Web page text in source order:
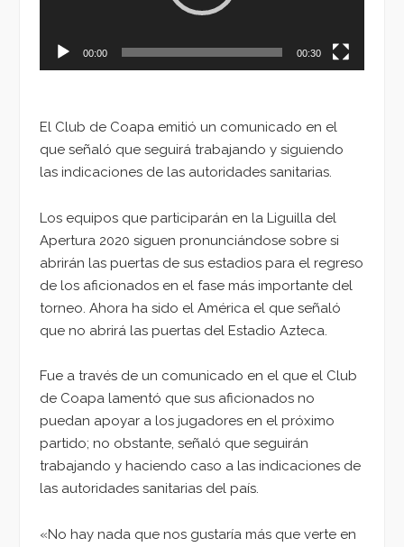
00:00 00:30
El Club de Coapa emitió un comunicado en el
que señaló que seguirá trabajando y siguiendo
las indicaciones de las autoridades sanitarias.
Los equipos que participarán en la Liguilla del
Apertura 2020 siguen pronunciándose sobre si
abrirán las puertas de sus estadios para el regreso
de los aficionados en el fase más importante del
torneo. Ahora ha sido el América el que señaló
que no abrirá las puertas del Estadio Azteca.
Fue a través de un comunicado en el que el Club
de Coapa lamentó que sus aficionados no
puedan apoyar a los jugadores en el próximo
partido; no obstante, señaló que seguirán
trabajando y haciendo caso a las indicaciones de
las autoridades sanitarias del país.
«No hay nada que nos gustaría más que verte en